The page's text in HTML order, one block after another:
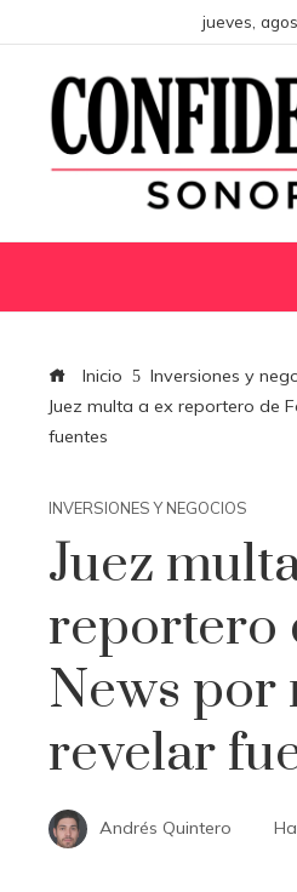
jueves,
Inicio
Inversiones y
Juez multa a ex reportero de
fuentes
INVERSIONES Y NEGOCIOS
Juez
reportero
News por
revelar
Andrés Quintero